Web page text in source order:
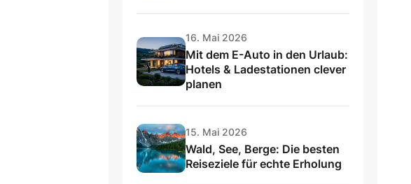
16. Mai 2026
Mit dem E-Auto in den Urlaub:
Hotels & Ladestationen clever
planen
15. Mai 2026
Wald, See, Berge: Die besten
Reiseziele für echte Erholung